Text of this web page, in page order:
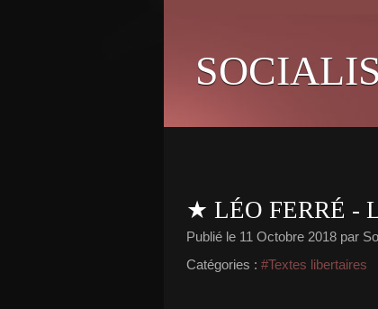
★ LÉO FERRÉ -
Publié le 11 Octobre 2018 par
Catégories : #Textes libertaires